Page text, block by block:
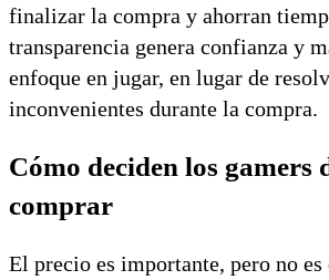
finalizar la compra y ahorran
transparencia genera confianza y
enfoque en jugar, en lugar de
inconvenientes durante la compra.
Cómo deciden los gamers
comprar
El precio es importante, pero no